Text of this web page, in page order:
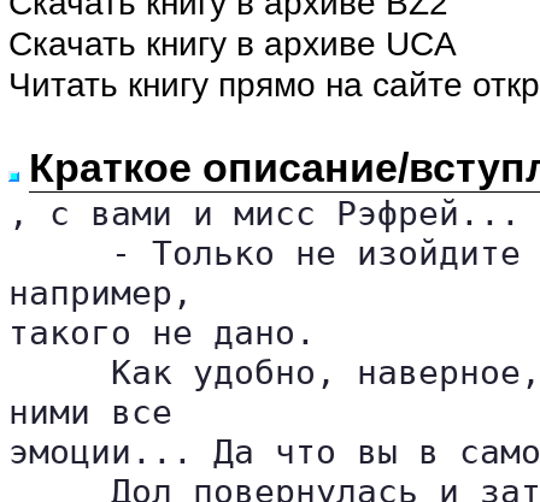
Скачать книгу в архиве UCA
Читать книгу прямо на сайте
Краткое описание/
, с вами и мисс Рэфрей...
- Только не
например,
такого не дано.
Как удобно,
ними все
эмоции... Да что вы в
Дол повернулась и